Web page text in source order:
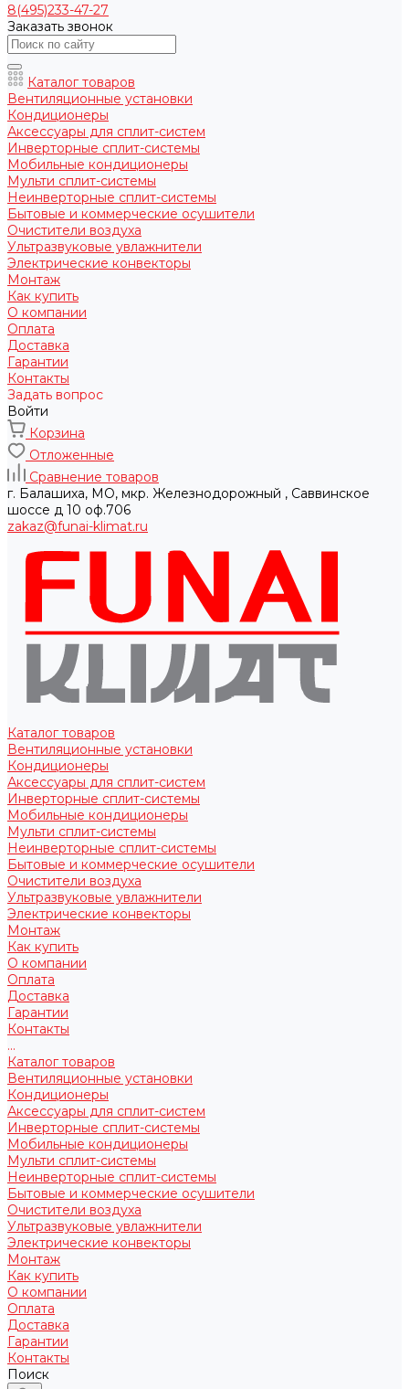
8(495)233-47-27
Заказать звонок
Каталог товаров
Вентиляционные установки
Кондиционеры
Аксессуары для сплит-систем
Инверторные сплит-системы
Мобильные кондиционеры
Мульти сплит-системы
Неинверторные сплит-системы
Бытовые и коммерческие осушители
Очистители воздуха
Ультразвуковые увлажнители
Электрические конвекторы
Монтаж
Как купить
О компании
Оплата
Доставка
Гарантии
Контакты
Задать вопрос
Войти
Корзина
Отложенные
Сравнение товаров
г. Балашиха, МО, мкр. Железнодорожный , Саввинское
шоссе д 10 оф.706
zakaz@funai-klimat.ru
Каталог товаров
Вентиляционные установки
Кондиционеры
Аксессуары для сплит-систем
Инверторные сплит-системы
Мобильные кондиционеры
Мульти сплит-системы
Неинверторные сплит-системы
Бытовые и коммерческие осушители
Очистители воздуха
Ультразвуковые увлажнители
Электрические конвекторы
Монтаж
Как купить
О компании
Оплата
Доставка
Гарантии
Контакты
...
Каталог товаров
Вентиляционные установки
Кондиционеры
Аксессуары для сплит-систем
Инверторные сплит-системы
Мобильные кондиционеры
Мульти сплит-системы
Неинверторные сплит-системы
Бытовые и коммерческие осушители
Очистители воздуха
Ультразвуковые увлажнители
Электрические конвекторы
Монтаж
Как купить
О компании
Оплата
Доставка
Гарантии
Контакты
Поиск